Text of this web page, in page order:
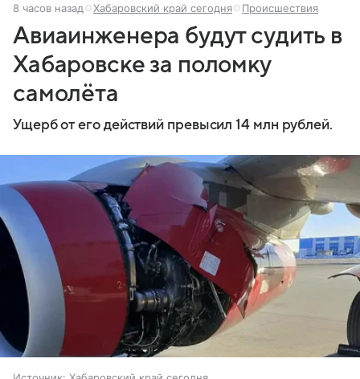
8 часов назад Хабаровский край сегодня Происшествия
Авиаинженера будут судить в
Хабаровске за поломку
самолёта
Ущерб от его действий превысил 14 млн рублей.